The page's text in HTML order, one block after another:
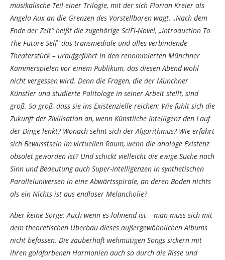
musikalische Teil einer Trilogie, mit der sich Florian Kreier als
Angela Aux an die Grenzen des Vorstellbaren wagt. „Nach dem
Ende der Zeit“ heißt die zugehörige SciFi-Novel, „Introduction To
The Future Self“ das transmediale und alles verbindende
Theaterstück – uraufgeführt in den renommierten Münchner
Kammerspielen vor einem Publikum, das diesen Abend wohl
nicht vergessen wird. Denn die Fragen, die der Münchner
Künstler und studierte Politologe in seiner Arbeit stellt, sind
groß. So groß, dass sie ins Existenzielle reichen: Wie fühlt sich die
Zukunft der Zivilisation an, wenn Künstliche Intelligenz den Lauf
der Dinge lenkt? Wonach sehnt sich der Algorithmus? Wie erfährt
sich Bewusstsein im virtuellen Raum, wenn die analoge Existenz
obsolet geworden ist? Und schickt vielleicht die ewige Suche nach
Sinn und Bedeutung auch Super-Intelligenzen in synthetischen
Paralleluniversen in eine Abwärtsspirale, an deren Boden nichts
als ein Nichts ist aus endloser Melancholie?
Aber keine Sorge: Auch wenn es lohnend ist – man muss sich mit
dem theoretischen Überbau dieses außergewöhnlichen Albums
nicht befassen. Die zauberhaft wehmütigen Songs sickern mit
ihren goldfarbenen Harmonien auch so durch die Risse und